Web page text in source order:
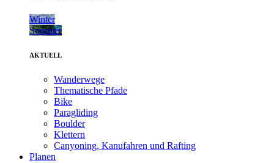
Winter
Sommer
AKTUELL
Wanderwege
Thematische Pfade
Bike
Paragliding
Boulder
Klettern
Canyoning, Kanufahren und Rafting
Planen